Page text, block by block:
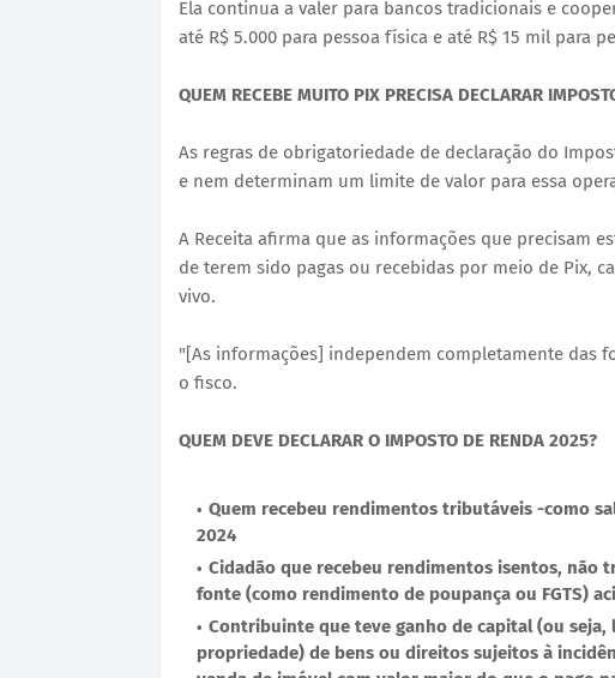
Ela continua a valer para bancos tradicionais e
até R$ 5.000 para pessoa física e até R$ 15 mil para
QUEM RECEBE MUITO PIX PRECISA DECLARAR
As regras de obrigatoriedade de declaração do
e nem determinam um limite de valor para essa
A Receita afirma que as informações que precisam
de terem sido pagas ou recebidas por meio de Pix,
vivo.
"[As informações] independem completamente das
o fisco.
QUEM DEVE DECLARAR O IMPOSTO DE RENDA 2025?
Quem recebeu rendimentos tributáveis -como
2024
Cidadão que recebeu rendimentos isentos,
fonte (como rendimento de poupança ou FGTS)
Contribuinte que teve ganho de capital (ou seja,
propriedade) de bens ou direitos sujeitos à